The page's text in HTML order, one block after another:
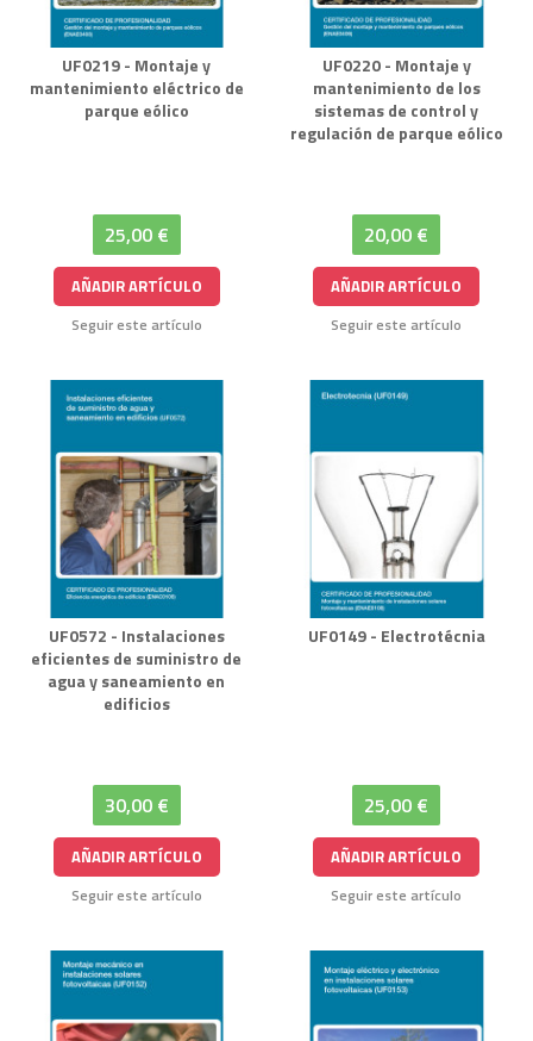
UF0219 - Montaje y
mantenimiento eléctrico de
parque eólico
25,00 €
AÑADIR ARTÍCULO
Seguir este artículo
UF0220 - Montaje y
mantenimiento de los
sistemas de control y
regulación de parque eólico
20,00 €
AÑADIR ARTÍCULO
Seguir este artículo
UF0572 - Instalaciones
eficientes de suministro de
agua y saneamiento en
edificios
30,00 €
AÑADIR ARTÍCULO
Seguir este artículo
UF0149 - Electrotécnia
25,00 €
AÑADIR ARTÍCULO
Seguir este artículo